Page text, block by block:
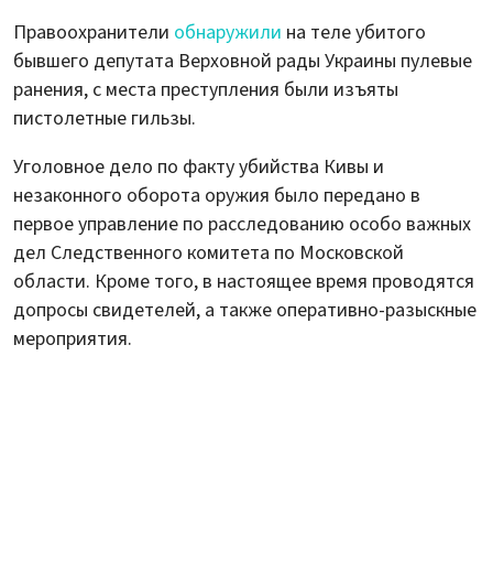
Правоохранители обнаружили на теле убитого
бывшего депутата Верховной рады Украины пулевые
ранения, с места преступления были изъяты
пистолетные гильзы.
Уголовное дело по факту убийства Кивы и
незаконного оборота оружия было передано в
первое управление по расследованию особо важных
дел Следственного комитета по Московской
области. Кроме того, в настоящее время проводятся
допросы свидетелей, а также оперативно-разыскные
мероприятия.